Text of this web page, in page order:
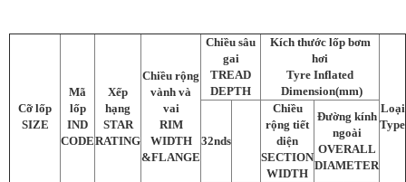
Cỡ lốp
SIZE
Mã
lốp
IND
CODE
Xếp
hạng
STAR
RATING
Chiều rộng
vành và
vai
RIM
WIDTH
&FLANGE
Chiều sâu
gai
TREAD
DEPTH
Kích thước lốp bơm
hơi
Tyre Inflated
Dimension(mm)
Loại
Type
32nds
Chiều
rộng tiết
diện
SECTION
WIDTH
Đường kính
ngoài
OVERALL
DIAMETER